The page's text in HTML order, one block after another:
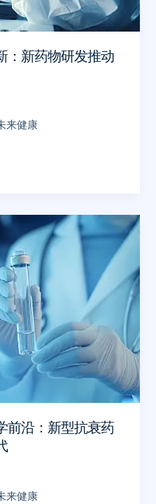
：新药物研发推动
来健康
前沿：新型抗衰药
来健康